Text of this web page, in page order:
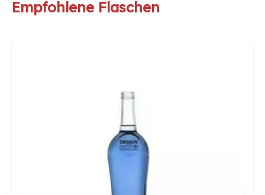
Empfohlene Flaschen